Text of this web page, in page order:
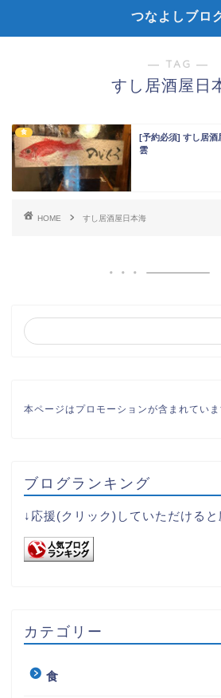
つなよしブロ
― TAG ―
すし居酒屋日
食
[予約必須] すし居酒
雲
HOME すし居酒屋日本海
本ページはプロモーションが含まれてい
ブログランキング
↓応援(クリック)していただけると
カテゴリー
食